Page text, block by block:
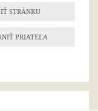
STRÁNKU
PRIATEĽA